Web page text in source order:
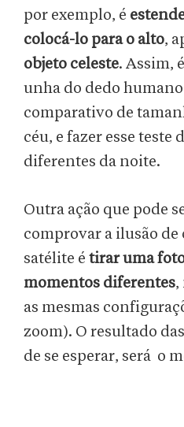
por exemplo, é
colocá-lo para o alto,
objeto celeste. Assim,
unha do dedo
comparativo de
céu, e fazer esse
diferentes da noite.
Outra ação que pode
comprovar a ilusão de
satélite é tirar uma
momentos diferentes,
as mesmas
zoom). O resultado
de se esperar, será o